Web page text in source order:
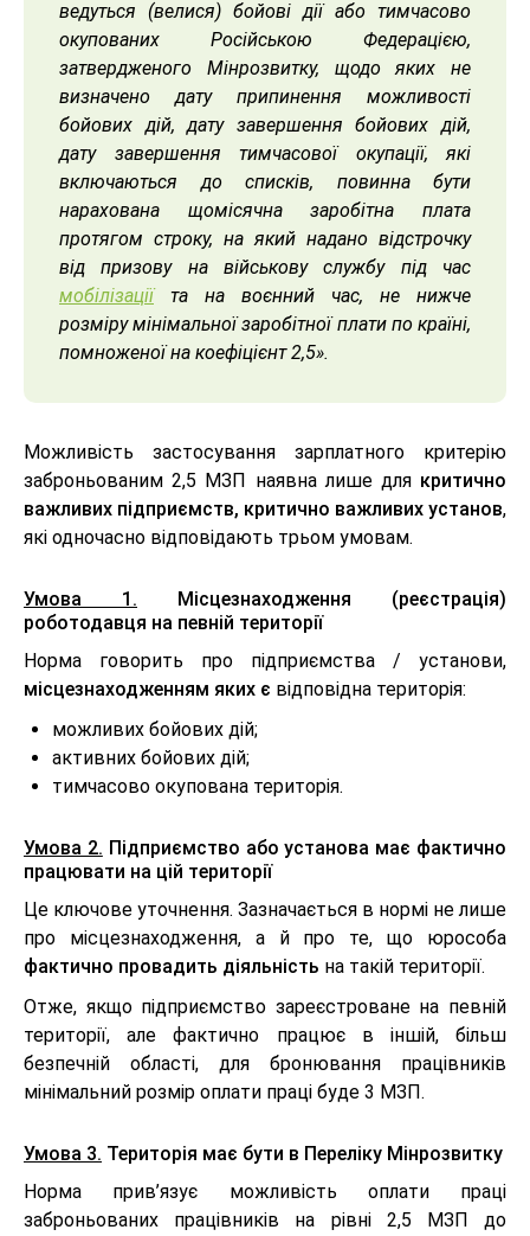
ведуться (велися) бойові дії або тимчасово
окупованих Російською Федерацією,
затвердженого Мінрозвитку, щодо яких не
визначено дату припинення можливості
бойових дій, дату завершення бойових дій,
дату завершення тимчасової окупації, які
включаються до списків, повинна бути
нарахована щомісячна заробітна плата
протягом строку, на який надано відстрочку
від призову на військову службу під час
мобілізаціїта на воєнний час, не нижче
розміру мінімальної заробітної плати по країні,
помноженої на коефіцієнт 2,5».
Можливість застосування зарплатного критерію
заброньованим 2,5 МЗП наявна лише для критично
важливих підприємств, критично важливих установ,
які одночасно відповідають трьом умовам.
Умова 1. Місцезнаходження (реєстрація)
роботодавця на певній території
Норма говорить про підприємства / установи,
місцезнаходженням яких є відповідна територія:
можливих бойових дій;
активних бойових дій;
тимчасово окупована територія.
Умова 2. Підприємство або установа має фактично
працювати на цій території
Це ключове уточнення. Зазначається в нормі не лише
про місцезнаходження, а й про те, що юрособа
фактично провадить діяльність на такій території.
Отже, якщо підприємство зареєстроване на певній
території, але фактично працює в іншій, більш
безпечній області, для бронювання працівників
мінімальний розмір оплати праці буде 3 МЗП.
Умова 3. Територія має бути в Переліку Мінрозвитку
Норма прив’язує можливість оплати праці
заброньованих працівників на рівні 2,5 МЗП до